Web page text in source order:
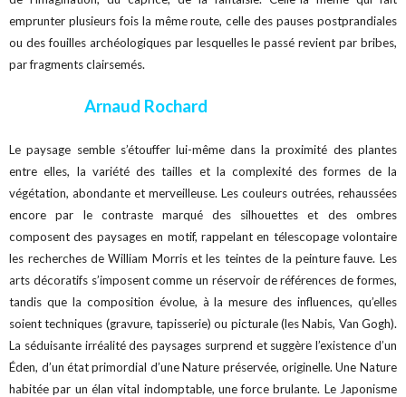
emprunter plusieurs fois la même route, celle des pauses postprandiales
ou des fouilles archéologiques par lesquelles le passé revient par bribes,
par fragments clairsemés.
Arnaud Rochard
Le paysage semble s’étouffer lui-même dans la proximité des plantes
entre elles, la variété des tailles et la complexité des formes de la
végétation, abondante et merveilleuse. Les couleurs outrées, rehaussées
encore par le contraste marqué des silhouettes et des ombres
composent des paysages en motif, rappelant en télescopage volontaire
les recherches de William Morris et les teintes de la peinture fauve. Les
arts décoratifs s’imposent comme un réservoir de références de formes,
tandis que la composition évolue, à la mesure des influences, qu’elles
soient techniques (gravure, tapisserie) ou picturale (les Nabis, Van Gogh).
La séduisante irréalité des paysages surprend et suggère l’existence d’un
Éden, d’un état primordial d’une Nature préservée, originelle. Une Nature
habitée par un élan vital indomptable, une force brulante. Le Japonisme